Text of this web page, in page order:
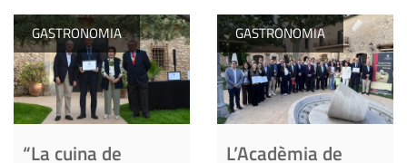
GASTRONOMIA
“La cuina de
GASTRONOMIA
L’Acadèmia de